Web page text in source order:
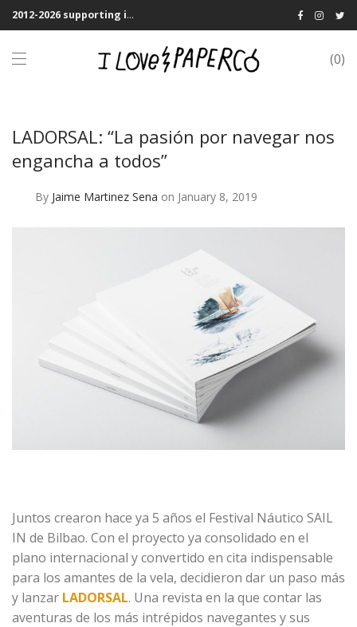
2012-2026 supporting indie publications! We Shipping Worldwide
0
LADORSAL: “La pasión por navegar nos
engancha a todos”
By Jaime Martinez Sena on January 8, 2019
Juntos crearon hace ya 5 años el Festival Náutico SAIL
IN de Bilbao. Con el proyecto ya consolidado en el
plano internacional y convertido en cita indispensable
para los amantes de la vela, decidieron dar un paso más
y lanzar LADORSAL. Una revista en la que contar las
aventuras de los más intrépidos navegantes y sus